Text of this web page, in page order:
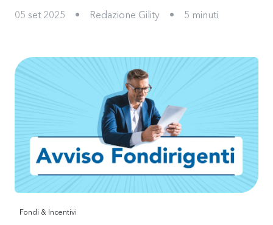
05 set 2025 • Redazione Gility • 5 minuti
Fondi & Incentivi